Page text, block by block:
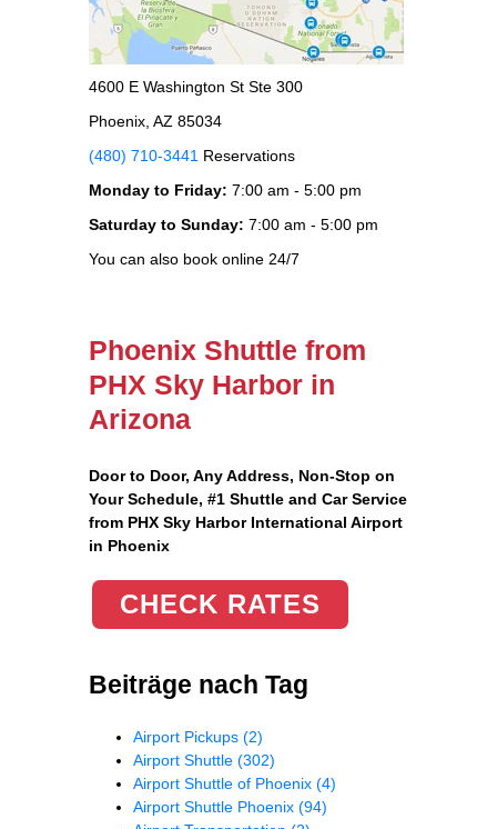
4600 E Washington St Ste 300
Phoenix, AZ 85034
(480) 710-3441 Reservations
Monday to Friday: 7:00 am - 5:00 pm
Saturday to Sunday: 7:00 am - 5:00 pm
You can also book online 24/7
Phoenix Shuttle from
PHX Sky Harbor in
Arizona
Door to Door, Any Address, Non-Stop on
Your Schedule, #1 Shuttle and Car Service
from PHX Sky Harbor International Airport
in Phoenix
CHECK RATES
Beiträge nach Tag
Airport Pickups (2)
Airport Shuttle (302)
Airport Shuttle of Phoenix (4)
Airport Shuttle Phoenix (94)